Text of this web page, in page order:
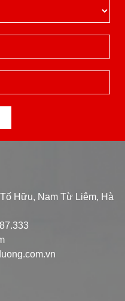
Hữu, Nam Từ Liêm, Hà